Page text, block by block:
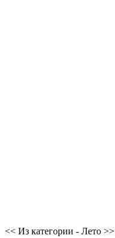
<< Из категории - Лето >>